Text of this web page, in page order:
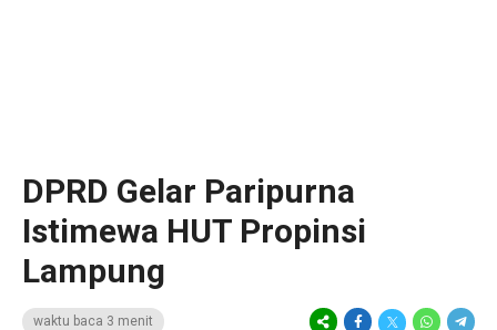
DPRD Gelar Paripurna
Istimewa HUT Propinsi
Lampung
waktu baca 3 menit